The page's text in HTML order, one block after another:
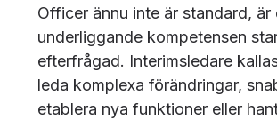
Officer ännu inte är standard, är
underliggande kompetensen
efterfrågad. Interimsledare
leda komplexa förändringar,
etablera nya funktioner eller